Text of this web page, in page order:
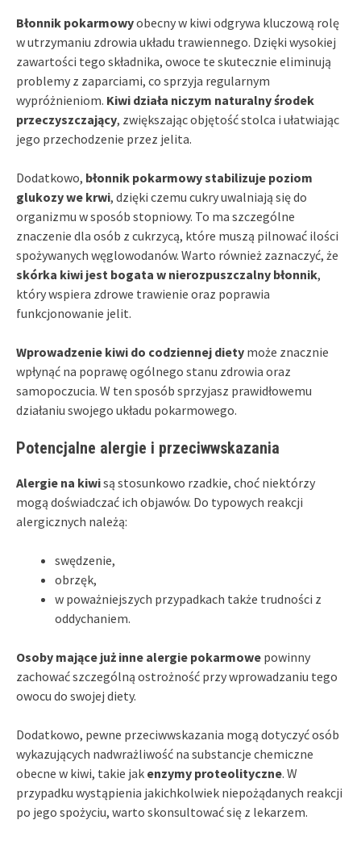
Błonnik pokarmowyobecny w kiwi odgrywa kluczową rolę
w utrzymaniu zdrowia układu trawiennego. Dzięki wysokiej
zawartości tego składnika, owoce te skutecznie eliminują
problemy z zaparciami, co sprzyja regularnym
wypróżnieniom. Kiwi działa niczym naturalny środek
przeczyszczający, zwiększając objętość stolca i ułatwiając
jego przechodzenie przez jelita.
Dodatkowo, błonnik pokarmowy stabilizuje poziom
glukozy we krwi, dzięki czemu cukry uwalniają się do
organizmu w sposób stopniowy. To ma szczególne
znaczenie dla osób z cukrzycą, które muszą pilnować ilości
spożywanych węglowodanów. Warto również zaznaczyć, że
skórka kiwi jest bogata w nierozpuszczalny błonnik,
który wspiera zdrowe trawienie oraz poprawia
funkcjonowanie jelit.
Wprowadzenie kiwi do codziennej diety może znacznie
wpłynąć na poprawę ogólnego stanu zdrowia oraz
samopoczucia. W ten sposób sprzyjasz prawidłowemu
działaniu swojego układu pokarmowego.
Potencjalne alergie i przeciwwskazania
Alergie na kiwisą stosunkowo rzadkie, choć niektórzy
mogą doświadczać ich objawów. Do typowych reakcji
alergicznych należą:
swędzenie,
obrzęk,
w poważniejszych przypadkach także trudności z
oddychaniem.
Osoby mające już inne alergie pokarmowe powinny
zachować szczególną ostrożność przy wprowadzaniu tego
owocu do swojej diety.
Dodatkowo, pewne przeciwwskazania mogą dotyczyć osób
wykazujących nadwrażliwość na substancje chemiczne
obecne w kiwi, takie jak enzymy proteolityczne. W
przypadku wystąpienia jakichkolwiek niepożądanych reakcji
po jego spożyciu, warto skonsultować się z lekarzem.